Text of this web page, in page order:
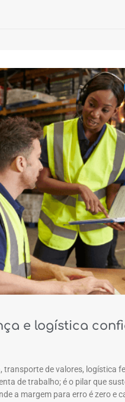
e logística
de valores, logística
de trabalho; é o pilar que
a margem para erro é zero e